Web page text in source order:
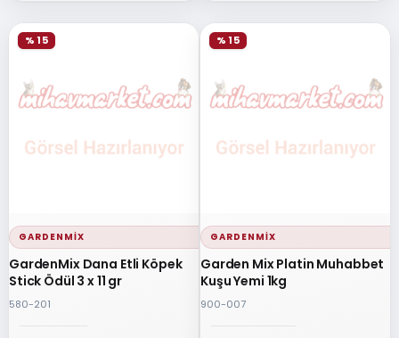
GARDENMIX
GardenMix Dana Etli Köpek
Stick Ödül 3 x 11 gr
580-201
% 15
GARDENMIX
Garden Mix Platin Muhabbet
Kuşu Yemi 1kg
900-007
% 15